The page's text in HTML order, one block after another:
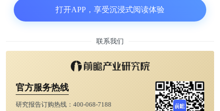
打开APP，享受沉浸式阅读体验
联系我们
官方服务热线
研究报告订购热线： 400-068-7188